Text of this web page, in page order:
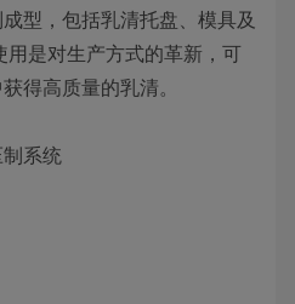
型，包括乳清托盘、模具及
是对生产方式的革新，可
得高质量的乳清。
系统